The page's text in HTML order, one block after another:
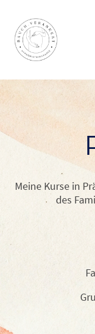
Meine Kurse in
des